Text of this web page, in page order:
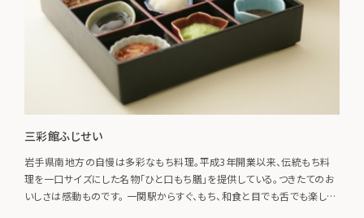
三彩館ふじせい
岩手県南地方の自慢は多彩なもち料理。平成3年開業以来、伝統もち料
理を一口サイズにした名物「ひと口もち膳」を提供している。つきたてのお
いしさは感動ものです。 一関駅からすぐ、もち、和食と目でも舌でも楽しん